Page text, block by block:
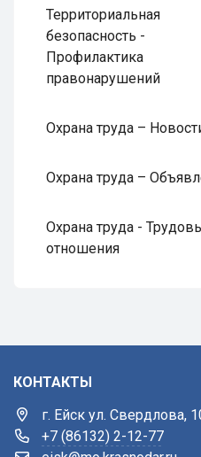
Территориальная
безопасность -
Профилактика
правонарушений
Охрана труда –
Охрана труда –
Охрана труда -
отношения
КОНТАКТЫ
г. Ейск ул. Свердлова,
+7 (86132) 2-12-77